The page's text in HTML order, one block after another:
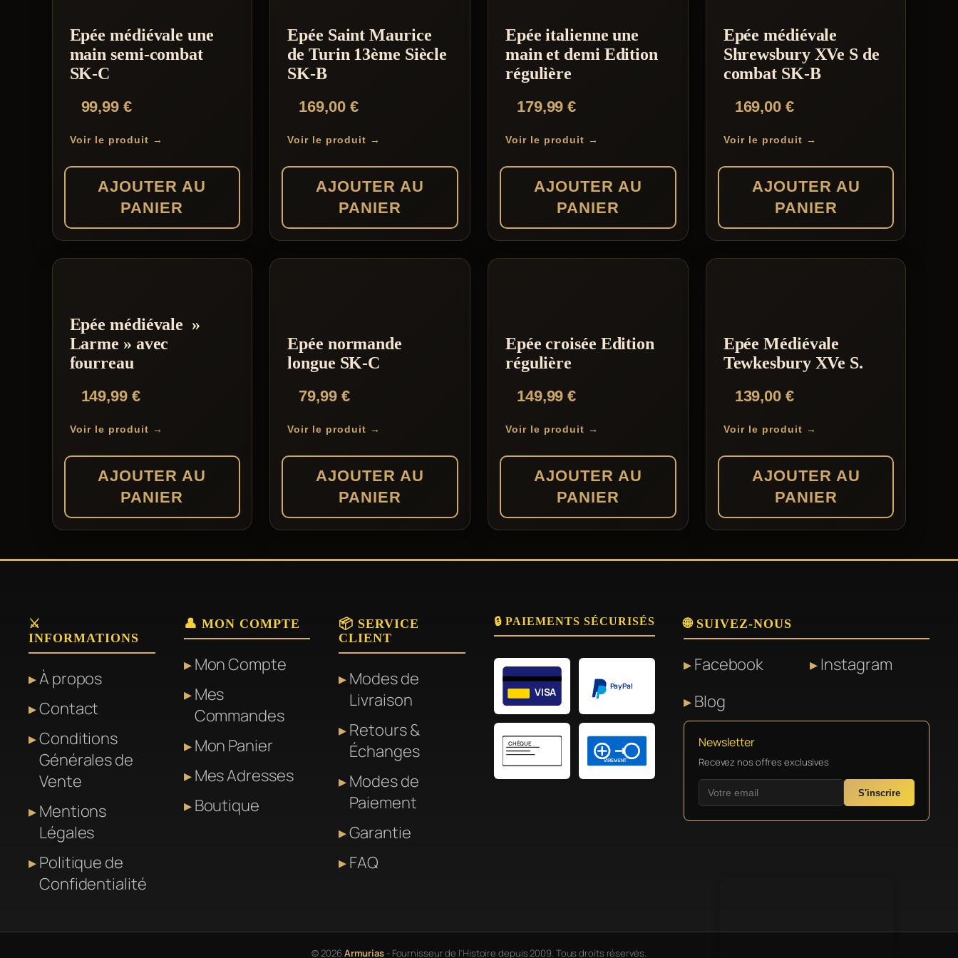
Epée médiévale une
main semi-combat
SK-C
99,99 €
Voir le produit →
AJOUTER AU
PANIER
Epée Saint Maurice
de Turin 13ème Siècle
SK-B
169,00 €
Voir le produit →
AJOUTER AU
PANIER
Epée italienne une
main et demi Edition
régulière
179,99€
Voir le produit →
AJOUTER AU
PANIER
Epée médiévale
Shrewsbury XVe S de
combat SK-B
169,00 €
Voir le produit →
AJOUTER AU
PANIER
Epée médiévale »
Larme » avec
fourreau
149,99 €
Voir le produit →
AJOUTER AU
PANIER
Epée normande
longue SK-C
79,99 €
Voir le produit →
AJOUTER AU
PANIER
Epée croisée Edition
régulière
149,99€
Voir le produit →
AJOUTER AU
PANIER
Epée Médiévale
Tewkesbury XVe S.
139,00 €
Voir le produit →
AJOUTER AU
PANIER
⚔️
INFORMATIONS
À propos
Contact
Conditions
Générales de
Vente
Mentions
Légales
Politique de
Confidentialité
👤 MON COMPTE
Mon Compte
Mes
Commandes
Mon Panier
Mes Adresses
Boutique
📦 SERVICE
CLIENT
Modes de
Livraison
Retours &
Échanges
Modes de
Paiement
Garantie
FAQ
🔒 PAIEMENTS SÉCURISÉS
VISA PayPal
CHÈQUE
VIREMENT
🌐 SUIVEZ-NOUS
Facebook
Instagram
Blog
Newsletter
Recevez nos offres exclusives
S'inscrire
© 2026 Armurias- Fournisseur de l'Histoire depuis 2009. Tous droits réservés.